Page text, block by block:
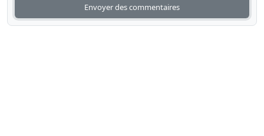
Envoyer des commentaires